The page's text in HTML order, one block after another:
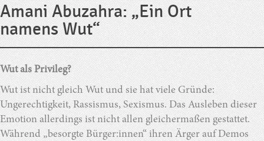
Amani Abuzahra: „Ein Ort
namens Wut“
Wut als Privileg?
Wut ist nicht gleich Wut und sie hat viele Gründe:
Ungerechtigkeit, Rassismus, Sexismus. Das Ausleben dieser
Emotion allerdings ist nicht allen gleichermaßen gestattet.
Während „besorgte Bürger:innen“ ihren Ärger auf Demos